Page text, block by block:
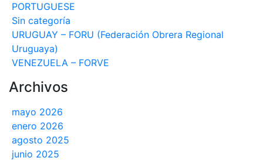
PORTUGUESE
Sin categoría
URUGUAY – FORU (Federación Obrera Regional
Uruguaya)
VENEZUELA – FORVE
Archivos
mayo 2026
enero 2026
agosto 2025
junio 2025